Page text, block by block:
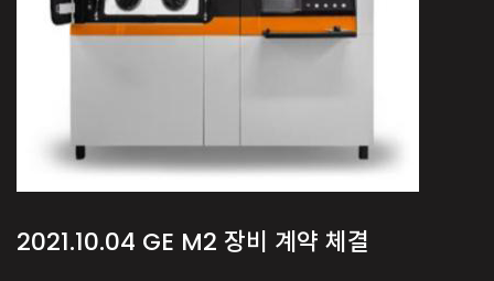
2021.10.04 GE M2 장비 계약 체결